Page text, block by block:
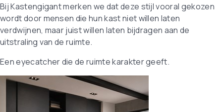
Bij Kastengigant merken we dat deze stijl vooral gekozen
wordt door mensen die hun kast niet willen laten
verdwijnen, maar juist willen laten bijdragen aan de
uitstraling van de ruimte.
Een eyecatcher die de ruimte karakter geeft.